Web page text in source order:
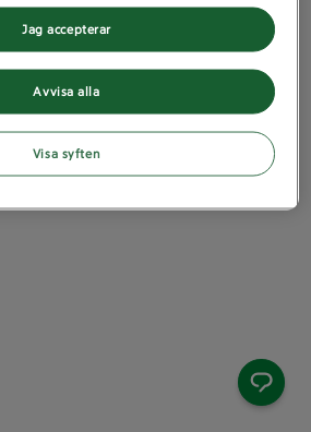
Avvisa alla
Jag accepterar
Visa syften